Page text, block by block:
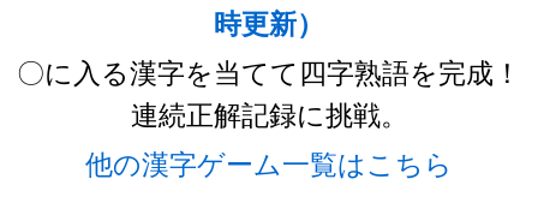
時更新）
〇に入る漢字を当てて四字熟語を完成！
連続正解記録に挑戦。
他の漢字ゲーム一覧はこちら